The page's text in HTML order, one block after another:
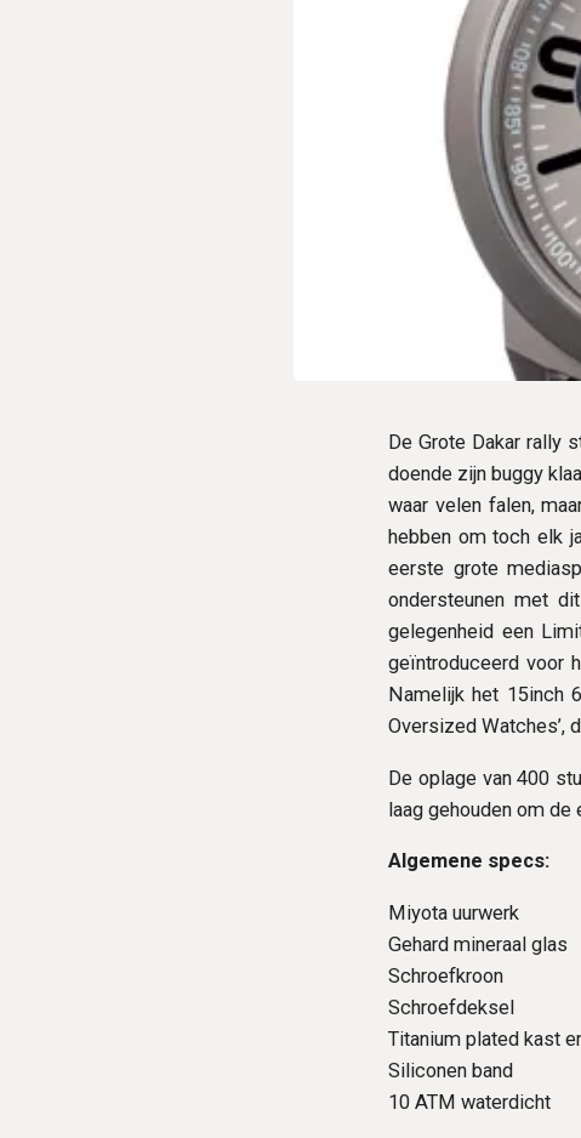
De Grote Dakar rally
doende zijn buggy
waar velen falen,
hebben om toch elk
eerste grote
ondersteunen met
gelegenheid een
geïntroduceerd voor
Namelijk het 15inch
Oversized Watches’,
De oplage van 400
laag gehouden om
Algemene specs:
Miyota uurwerk
Gehard mineraal glas
Schroefkroon
Schroefdeksel
Titanium plated kast
Siliconen band
10 ATM waterdicht